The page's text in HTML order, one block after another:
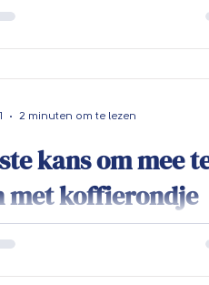
Buijense De WHOA is
Er kan geconcludeerd
kans om mee te
met koffierondje
hoe doe je
2 minuten om te lezen